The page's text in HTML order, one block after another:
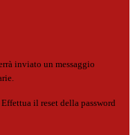
inviato un messaggio
il reset della password